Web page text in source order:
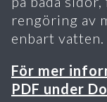
rengöring av
enbart vatten.
För mer
PDF under